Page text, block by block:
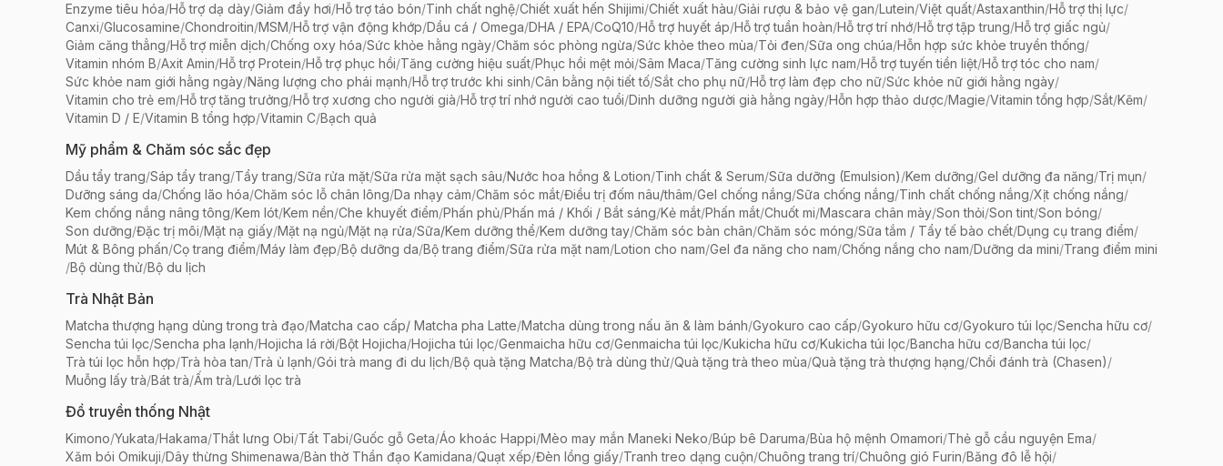
Enzyme tiêu hóa/Hỗ trợ dạ dày/Giảm đầy hơi/Hỗ trợ táo bón/Tinh chất nghệ/Chiết xuất hến Shijimi/Chiết xuất hàu/Giải rượu & bảo vệ gan/Lutein/Việt quất/Astaxanthin/Hỗ trợ thị lực/
Canxi/Glucosamine/Chondroitin/MSM/Hỗ trợ vận động khớp/Dầu cá / Omega/DHA / EPA/CoQ10/Hỗ trợ huyết áp/Hỗ trợ tuần hoàn/Hỗ trợ trí nhớ/Hỗ trợ tập trung/Hỗ trợ giấc ngủ/
Giảm căng thẳng/Hỗ trợ miễn dịch/Chống oxy hóa/Sức khỏe hằng ngày/Chăm sóc phòng ngừa/Sức khỏe theo mùa/Tỏi đen/Sữa ong chúa/Hỗn hợp sức khỏe truyền thống/
Vitamin nhóm B/Axit Amin/Hỗ trợ Protein/Hỗ trợ phục hồi/Tăng cường hiệu suất/Phục hồi mệt mỏi/Sâm Maca/Tăng cường sinh lực nam/Hỗ trợ tuyến tiền liệt/Hỗ trợ tóc cho nam/
Sức khỏe nam giới hằng ngày/Năng lượng cho phái mạnh/Hỗ trợ trước khi sinh/Cân bằng nội tiết tố/Sắt cho phụ nữ/Hỗ trợ làm đẹp cho nữ/Sức khỏe nữ giới hằng ngày/
Vitamin cho trẻ em/Hỗ trợ tăng trưởng/Hỗ trợ xương cho người già/Hỗ trợ trí nhớ người cao tuổi/Dinh dưỡng người già hằng ngày/Hỗn hợp thảo dược/Magie/Vitamin tổng hợp/Sắt/Kẽm/
Vitamin D / E/Vitamin B tổng hợp/Vitamin C/Bạch quả
Mỹ phẩm & Chăm sóc sắc đẹp
Dầu tẩy trang/Sáp tẩy trang/Tẩy trang/Sữa rửa mặt/Sữa rửa mặt sạch sâu/Nước hoa hồng & Lotion/Tinh chất & Serum/Sữa dưỡng (Emulsion)/Kem dưỡng/Gel dưỡng đa năng/Trị mụn/
Dưỡng sáng da/Chống lão hóa/Chăm sóc lỗ chân lông/Da nhạy cảm/Chăm sóc mắt/Điều trị đốm nâu/thâm/Gel chống nắng/Sữa chống nắng/Tinh chất chống nắng/Xịt chống nắng/
Kem chống nắng nâng tông/Kem lót/Kem nền/Che khuyết điểm/Phấn phủ/Phấn má / Khối / Bắt sáng/Kẻ mắt/Phấn mắt/Chuốt mi/Mascara chân mày/Son thỏi/Son tint/Son bóng/
Son dưỡng/Đặc trị môi/Mặt nạ giấy/Mặt nạ ngủ/Mặt nạ rửa/Sữa/Kem dưỡng thể/Kem dưỡng tay/Chăm sóc bàn chân/Chăm sóc móng/Sữa tắm / Tẩy tế bào chết/Dụng cụ trang điểm/
Mút & Bông phấn/Cọ trang điểm/Máy làm đẹp/Bộ dưỡng da/Bộ trang điểm/Sữa rửa mặt nam/Lotion cho nam/Gel đa năng cho nam/Chống nắng cho nam/Dưỡng da mini/Trang điểm mini
/Bộ dùng thử/Bộ du lịch
Trà Nhật Bản
Matcha thượng hạng dùng trong trà đạo/Matcha cao cấp/ Matcha pha Latte/Matcha dùng trong nấu ăn & làm bánh/Gyokuro cao cấp/Gyokuro hữu cơ/Gyokuro túi lọc/Sencha hữu cơ/
Sencha túi lọc/Sencha pha lạnh/Hojicha lá rời/Bột Hojicha/Hojicha túi lọc/Genmaicha hữu cơ/Genmaicha túi lọc/Kukicha hữu cơ/Kukicha túi lọc/Bancha hữu cơ/Bancha túi lọc/
Trà túi lọc hỗn hợp/Trà hòa tan/Trà ủ lạnh/Gói trà mang đi du lịch/Bộ quà tặng Matcha/Bộ trà dùng thử/Quà tặng trà theo mùa/Quà tặng trà thượng hạng/Chổi đánh trà (Chasen)/
Muỗng lấy trà/Bát trà/Ấm trà/Lưới lọc trà
Đồ truyền thống Nhật
Kimono/Yukata/Hakama/Thắt lưng Obi/Tất Tabi/Guốc gỗ Geta/Áo khoác Happi/Mèo may mắn Maneki Neko/Búp bê Daruma/Bùa hộ mệnh Omamori/Thẻ gỗ cầu nguyện Ema/
Xăm bói Omikuji/Dây thừng Shimenawa/Bàn thờ Thần đạo Kamidana/Quạt xếp/Đèn lồng giấy/Tranh treo dạng cuộn/Chuông trang trí/Chuông gió Furin/Băng đô lễ hội/